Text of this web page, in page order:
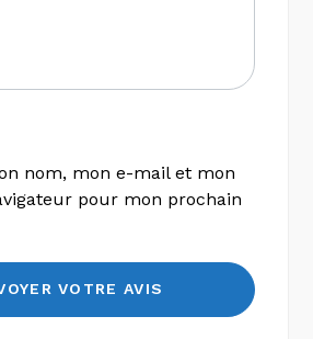
nom, mon e-mail et mon
pour mon prochain